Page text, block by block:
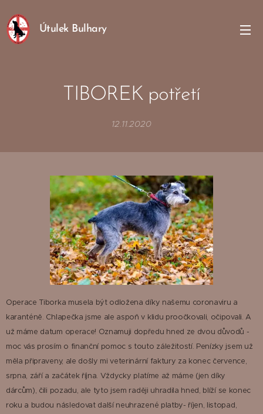
Útulek Bulhary
TIBOREK potřetí
12.11.2020
Operace Tiborka musela být odložena díky našemu coronaviru a
karanténě. Chlapečka jsme ale aspoň v klidu proočkovali, očipovali. A
už máme datum operace! Oznamuji dopředu hned ze dvou důvodů -
moc vás prosím o finanční pomoc s touto záležitostí. Penízky jsem už
měla připraveny, ale došly mi veterinární faktury za konec července,
srpna, září a začátek října. Vždycky platíme až máme (jen díky
dárcům), čili pozadu, ale tyto jsem raději uhradila hned, blíží se konec
roku a budou následovat další neuhrazené platby- říjen, listopad,